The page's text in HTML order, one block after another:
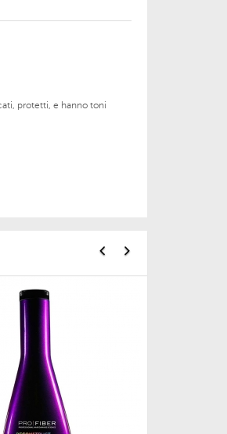
protetti, e hanno toni